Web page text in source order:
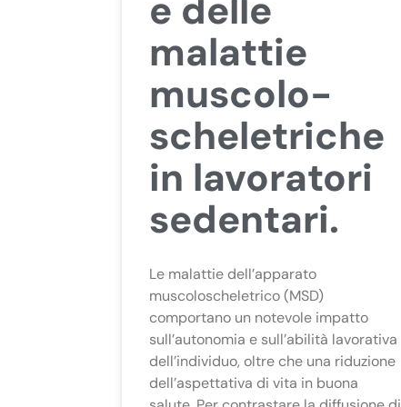
e delle
malattie
muscolo-
scheletriche
in lavoratori
sedentari.
Le malattie dell’apparato
muscoloscheletrico (MSD)
comportano un notevole impatto
sull’autonomia e sull’abilità lavorativa
dell’individuo, oltre che una riduzione
dell’aspettativa di vita in buona